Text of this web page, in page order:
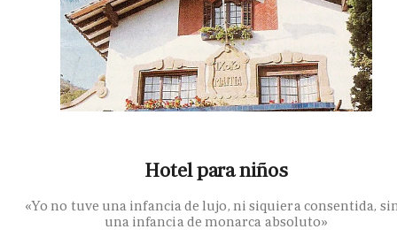
Hotel para niños
«Yo no tuve una infancia de lujo, ni siquiera consentida,
una infancia de monarca absoluto»